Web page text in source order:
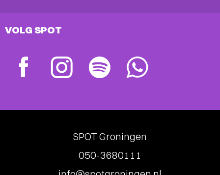
VOLG SPOT
SPOT Groningen
050-3680111